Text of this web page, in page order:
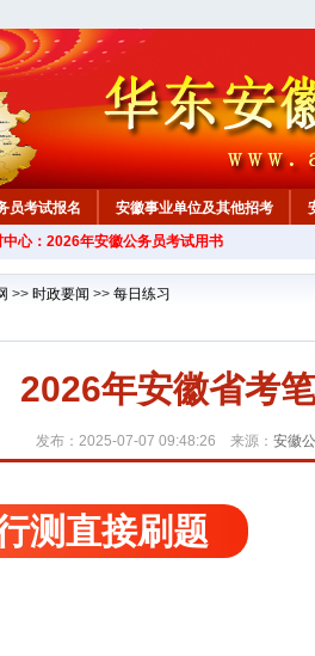
员考试报名 安徽事业单位及其他招考
询 教材中心
中心：2026年安徽公务员考试用书
>> 时政要闻 >> 每日练习
2026年安徽省考
发布：2025-07-07 09:48:26 来源： 安徽
测直接刷题